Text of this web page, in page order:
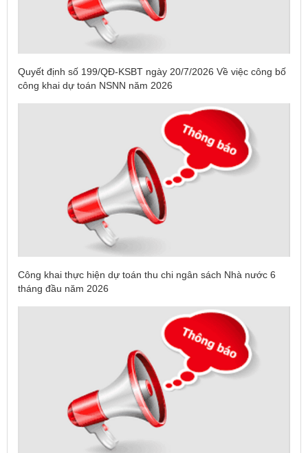
Quyết định số 199/QĐ-KSBT ngày 20/7/2026 Về việc công bố
công khai dự toán NSNN năm 2026
Công khai thực hiện dự toán thu chi ngân sách Nhà nước 6
tháng đầu năm 2026